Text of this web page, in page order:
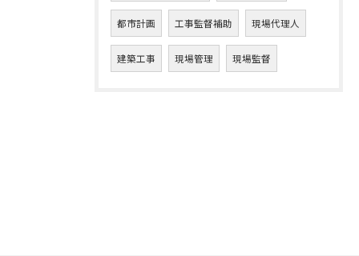
都市計画 工事監督補助 現場代理人
建築工事 現場管理 現場監督